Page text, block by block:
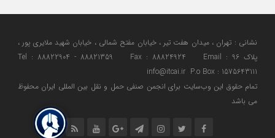
نشانی : تهران ، میدان هفت تیر ، خیابان مفتح شمالی ، خیابان شهید ملایری پور ،
پلاک 96 Tel : 88822904 - 88821359 Fax : 88824924 Email :
info@itcai.ir P.o Box : 1575643111
تمام حقوق اين وب‌سايت برای انجمن صنفی حمل و نقل بین المللی ایران محفوظ
می باشد